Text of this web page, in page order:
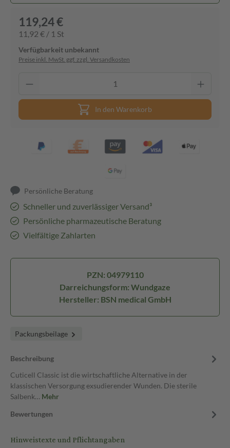
119,24 €
11,92 € / 1 St
Verfügbarkeit unbekannt
Preise inkl. MwSt. ggf. zzgl. Versandkosten
In den Warenkorb
Persönliche Beratung
Schneller und zuverlässiger Versand³
Persönliche pharmazeutische Beratung
Vielfältige Zahlarten
PZN: 04979110
Darreichungsform: Wundgaze
Hersteller: BSN medical GmbH
Packungsbeilage
Beschreibung
Cuticell Classic ist die wirtschaftliche Alternative in der
klassischen Versorgung exsudierender Wunden. Die sterile
Salbenk… Mehr
Bewertungen
Hinweistexte und Pflichtangaben